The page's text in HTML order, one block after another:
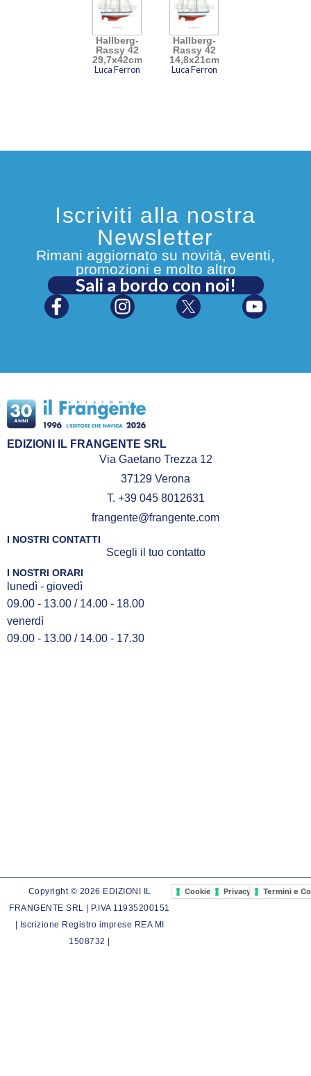
00:00
Hallberg-
Rassy 42
29,7x42cm
Luca Ferron
Hallberg-
Rassy 42
14,8x21cm
Luca Ferron
Iscriviti alla nostra
Newsletter
Rimani aggiornato su novità, eventi,
promozioni e molto altro
Sali a bordo con noi!
EDIZIONI IL FRANGENTE SRL
Via Gaetano Trezza 12
37129 Verona
T. +39 045 8012631
frangente@frangente.com
I NOSTRI CONTATTI
Scegli il tuo contatto
I NOSTRI ORARI
lunedì - giovedì
09.00 - 13.00 / 14.00 - 18.00
venerdì
09.00 - 13.00 / 14.00 - 17.30
Copyright © 2026 EDIZIONI IL
FRANGENTE SRL | P.IVA 11935200151
| Iscrizione Registro imprese REA MI
1508732 |
Cookie PolicyPrivacy PolicyTermini e